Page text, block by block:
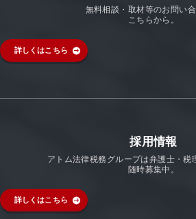
無料相談・取材等のお問い
こちらから。
詳しくはこちら
採用情報
アトム法律税務グループは弁護士・税
随時募集中。
詳しくはこちら